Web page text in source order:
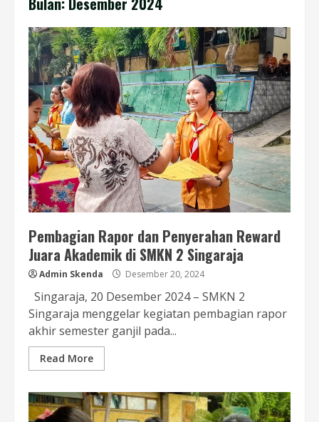
Pembagian Rapor dan Penyerahan Reward
Juara Akademik di SMKN 2 Singaraja
Admin Skenda Desember 20, 2024
Singaraja, 20 Desember 2024 – SMKN 2
Singaraja menggelar kegiatan pembagian rapor
akhir semester ganjil pada...
Read More